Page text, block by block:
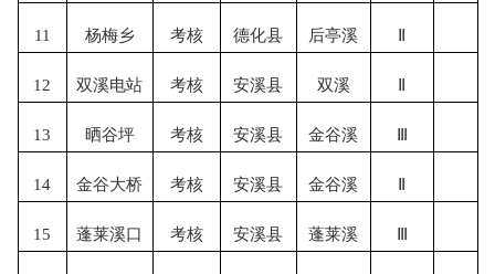
11 杨梅乡 考核 德化县 后亭溪 Ⅱ
12 双溪电站 考核 安溪县 双溪 Ⅱ
13 晒谷坪 考核 安溪县 金谷溪 Ⅲ
14 金谷大桥 考核 安溪县 金谷溪 Ⅱ
15 蓬莱溪口 考核 安溪县 蓬莱溪 Ⅲ